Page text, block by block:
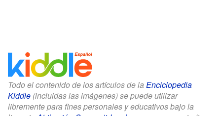
Todo el contenido de los artículos de la Enciclopedia
Kiddle (incluidas las imágenes) se puede utilizar
libremente para fines personales y educativos bajo la